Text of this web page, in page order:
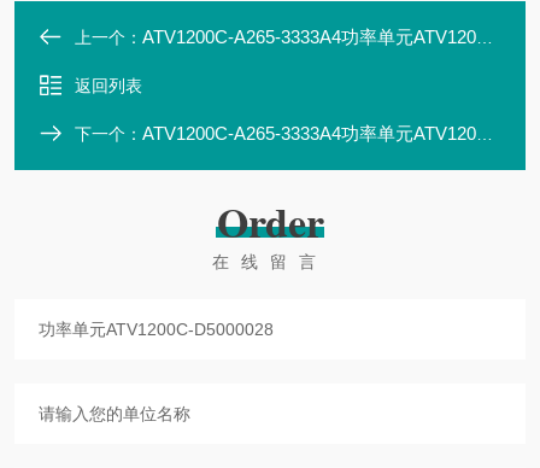
上一个： ATV1200C-A265-3333A4功率单元ATV1200C-D5000049PT
返回列表
下一个： ATV1200C-A265-3333A4功率单元ATV1200C-D100000
Order
在线留言